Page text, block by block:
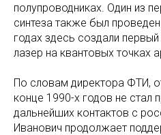
полупроводниках. Один из
синтеза также был
годах здесь создали
лазер на квантовых точках
По словам директора ФТИ,
конце 1990-х годов не стал
дальнейших контактов с
Иванович продолжает